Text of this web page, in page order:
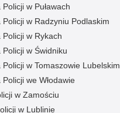
w Puławach
w Radzyniu Podlaskim
w Rykach
w Świdniku
w Tomaszowie Lubelskim
we Włodawie
w Zamościu
w Lublinie